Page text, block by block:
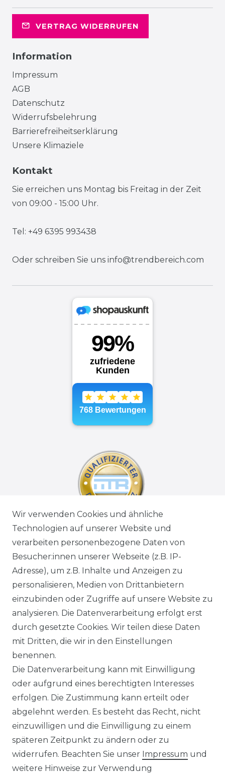
VERTRAG WIDERRUFEN
Information
Impressum
AGB
Datenschutz
Widerrufsbelehrung
Barrierefreiheitserklärung
Unsere Klimaziele
Kontakt
Sie erreichen uns Montag bis Freitag in der Zeit
von 09:00 - 15:00 Uhr.
Tel: +49 6395 993438
Oder schreiben Sie uns info@trendbereich.com
Wir verwenden Cookies und ähnliche
Technologien auf unserer Website und
verarbeiten personenbezogene Daten von
Besucher:innen unserer Webseite (z.B. IP-
Adresse), um z.B. Inhalte und Anzeigen zu
personalisieren, Medien von Drittanbietern
einzubinden oder Zugriffe auf unsere Website zu
analysieren. Die Datenverarbeitung erfolgt erst
durch gesetzte Cookies. Wir teilen diese Daten
mit Dritten, die wir in den Einstellungen
benennen.
Die Datenverarbeitung kann mit Einwilligung
oder aufgrund eines berechtigten Interesses
erfolgen. Die Zustimmung kann erteilt oder
abgelehnt werden. Es besteht das Recht, nicht
einzuwilligen und die Einwilligung zu einem
späteren Zeitpunkt zu ändern oder zu
widerrufen. Beachten Sie unser Impressum und
weitere Hinweise zur Verwendung